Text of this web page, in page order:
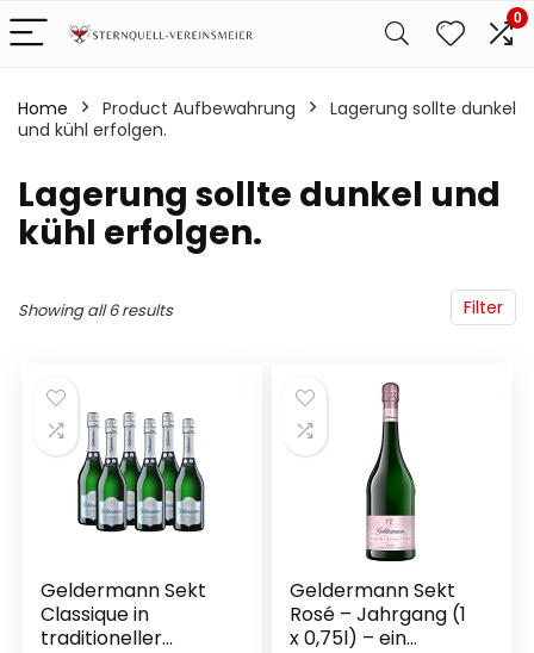
0
Home Product Aufbewahrung
‎Lagerung sollte dunkel
und kühl erfolgen.
‎Lagerung sollte dunkel und
kühl erfolgen.
Filter
Showing all 6 results
Geldermann Sekt
Classique in
traditioneller
Geldermann Sekt
Rosé – Jahrgang (1
x 0,75l) – ein